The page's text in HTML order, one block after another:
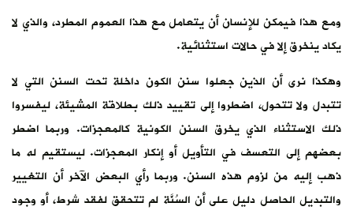
ومع هذا فيمكن للإنسان أن يتعامل مع هذا العموم المطرد، والذي لا
يكاد ينخرق إلا في حالات استثنائية.
وهكذا نرى أن الذين جعلوا سنن الكون داخلة تحت السنن التي لا
تتبدل ولا تتحول، اضطروا إلى تقييد ذلك بطلاقة المشيئة، ليفسروا
ذلك الاستثناء الذي يخرق السنن الكونية كالمعجزات. وربما اضطر
بعضهم إلى التعسف في التأويل أو إنكار المعجزات. ليستقيم له ما
ذهب إليه من لزوم هذه السنن. وربما رأي البعض الآخر أن التغيير
والتبديل الحاصل دليل على أن السُنَّة لم تتحقق لفقد شرط، أو وجود